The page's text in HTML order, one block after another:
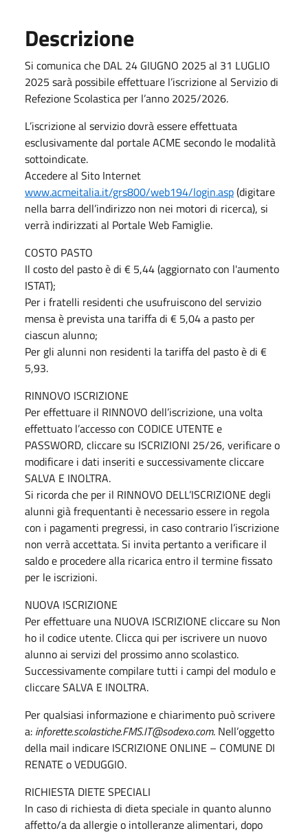
Descrizione
Si comunica che DAL 24 GIUGNO 2025 al 31 LUGLIO
2025 sarà possibile effettuare l’iscrizione al Servizio di
Refezione Scolastica per l’anno 2025/2026.
L’iscrizione al servizio dovrà essere effettuata
esclusivamente dal portale ACME secondo le modalità
sottoindicate.
Accedere al Sito Internet
www.acmeitalia.it/grs800/web194/login.asp(digitare
nella barra dell’indirizzo non nei motori di ricerca), si
verrà indirizzati al Portale Web Famiglie.
COSTO PASTO
Il costo del pasto è di € 5,44 (aggiornato con l'aumento
ISTAT);
Per i fratelli residenti che usufruiscono del servizio
mensa è prevista una tariffa di € 5,04 a pasto per
ciascun alunno;
Per gli alunni non residenti la tariffa del pasto è di €
5,93.
RINNOVO ISCRIZIONE
Per effettuare il RINNOVO dell’iscrizione, una volta
effettuato l’accesso con CODICE UTENTE e
PASSWORD, cliccare su ISCRIZIONI 25/26, verificare o
modificare i dati inseriti e successivamente cliccare
SALVA E INOLTRA.
Si ricorda che per il RINNOVO DELL’ISCRIZIONE degli
alunni già frequentanti è necessario essere in regola
con i pagamenti pregressi, in caso contrario l’iscrizione
non verrà accettata. Si invita pertanto a verificare il
saldo e procedere alla ricarica entro il termine fissato
per le iscrizioni.
NUOVA ISCRIZIONE
Per effettuare una NUOVA ISCRIZIONE cliccare su Non
ho il codice utente. Clicca qui per iscrivere un nuovo
alunno ai servizi del prossimo anno scolastico.
Successivamente compilare tutti i campi del modulo e
cliccare SALVA E INOLTRA.
Per qualsiasi informazione e chiarimento può scrivere
a: inforette.scolastiche.FMS.IT@sodexo.com. Nell’oggetto
della mail indicare ISCRIZIONE ONLINE – COMUNE DI
RENATE o VEDUGGIO.
RICHIESTA DIETE SPECIALI
In caso di richiesta di dieta speciale in quanto alunno
affetto/a da allergie o intolleranze alimentari, dopo